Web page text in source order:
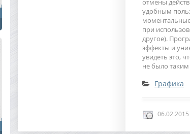
отмены
удобным
при
другое).
эффекты и
увидеть это,
не было
Графика
06.02.2015